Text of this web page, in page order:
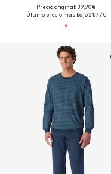
Precio original: 39,90€
Último precio más bajo:21,77€